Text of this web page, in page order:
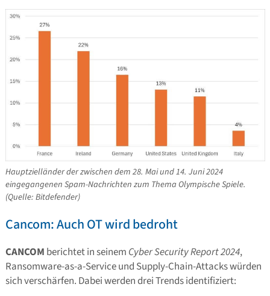
Hauptzielländer der zwischen dem 28. Mai und 14. Juni 2024
eingegangenen Spam-Nachrichten zum Thema Olympische Spiele.
(Quelle: Bitdefender)
Cancom: Auch OT wird bedroht
CANCOM berichtet in seinem Cyber Security Report 2024,
Ransomware-as-a-Service und Supply-Chain-Attacks würden
sich verschärfen. Dabei werden drei Trends identifiziert: